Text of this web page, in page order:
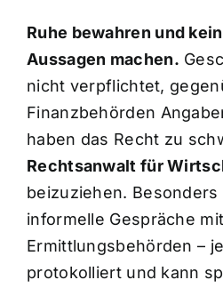
Kontakt
Ruhe bewahren und
Aussagen machen.
nicht verpflichtet,
Finanzbehörden
haben das Recht zu
Rechtsanwalt für
beizuziehen.
informelle Gespräche mit
Ermittlungsbehörden –
protokolliert und kann